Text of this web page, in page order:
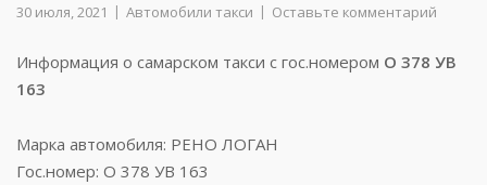
30 июля, 2021 Автомобили такси Оставьте комментарий
Информация о самарском такси с гос.номером О 378 УВ
163
Марка автомобиля: РЕНО ЛОГАН
Гос.номер: О 378 УВ 163